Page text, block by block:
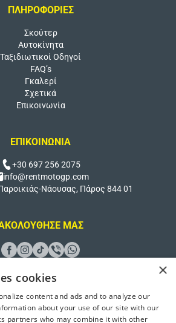
ΠΛΗΡΟΦΟΡΙΕΣ
Σκούτερ
Αυτοκίνητα
Ταξιδιωτικοί Οδηγοί
FAQ’s
Γκαλερί
Σχετικά
Επικοινωνία
ΕΠΙΚΟΙΝΩΝΙΑ
+30 697 256 2075
info@rentmotogp.com
Νάουσας, Πάρος 844 01
ΜΑΣ
και ανάπτυξη απόBetter Host
Paros. Όλα τα δικαιώματα διατηρούνται
×
cookies
content and ads and to analyze our
about your use of our site with our
partners who may combine it with other